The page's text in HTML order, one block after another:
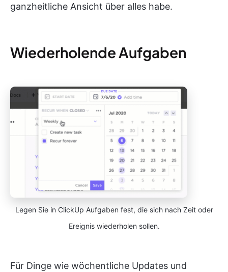
ganzheitliche Ansicht über alles habe.
Wiederholende Aufgaben
Legen Sie in ClickUp Aufgaben fest, die sich nach Zeit oder
Ereignis wiederholen sollen.
Für Dinge wie wöchentliche Updates und